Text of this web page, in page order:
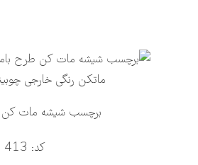
برچسب شیشه مات کن
کد: 413